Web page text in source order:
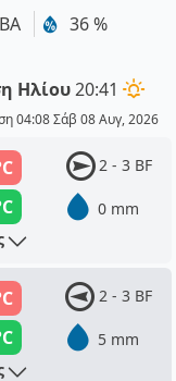
36 %
Ηλίου20:41
04:08 Σάβ 08 Αυγ, 2026
2 - 3 BF
0 mm
2 - 3 BF
5 mm